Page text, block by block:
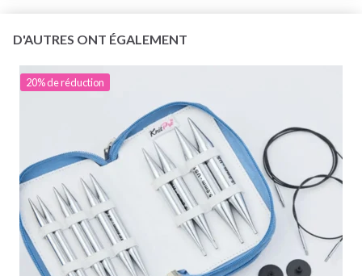
D'AUTRES ONT ÉGALEMENT
20% de réduction